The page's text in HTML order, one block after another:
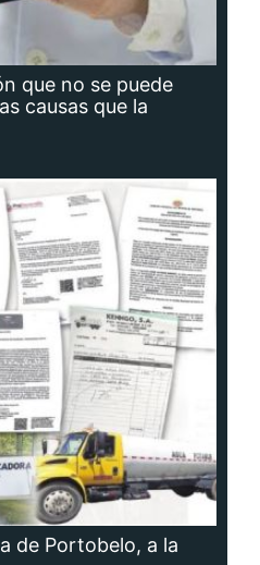
que no se puede
causas que la
de Portobelo, a la